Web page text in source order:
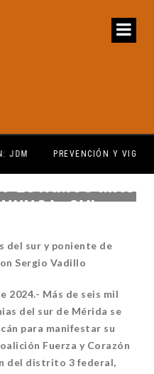
ESTAMOS MÁS
NUNCA: SVL
del sur y poniente de
Sergio Vadillo
2024.- Más de seis mil
del sur de Mérida se
para manifestar su
Fuerza y Corazón
del distrito 3 federal,